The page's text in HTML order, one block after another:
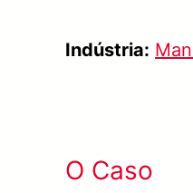
Indústria:
O Caso